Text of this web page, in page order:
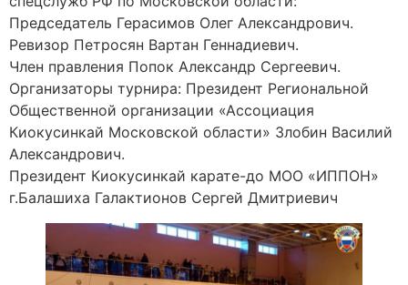
Председатель Герасимов Олег Александрович.
Ревизор Петросян Вартан Геннадиевич.
Член правления Попок Александр Сергеевич.
Организаторы турнира: Президент Региональной
Общественной организации «Ассоциация
Киокусинкай Московской области» Злобин Василий
Александрович.
Президент Киокусинкай карате-до МОО «ИППОН»
г.Балашиха Галактионов Сергей Дмитриевич